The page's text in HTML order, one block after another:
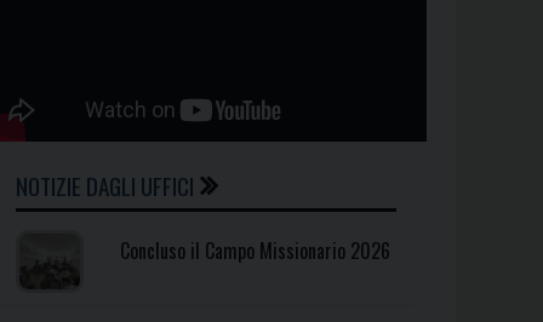
NOTIZIE DAGLI UFFICI
Concluso il Campo Missionario 2026